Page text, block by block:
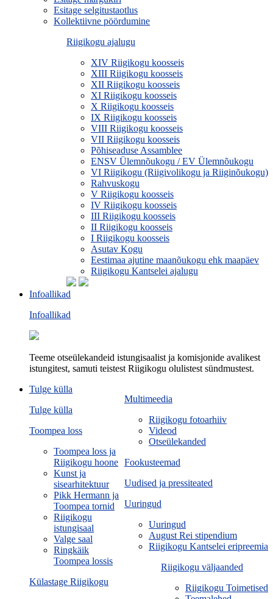
Esitage selgitustaotlus
Kollektiivne pöördumine
Riigikogu ajalugu
XIV Riigikogu koosseis
XIII Riigikogu koosseis
XII Riigikogu koosseis
XI Riigikogu koosseis
X Riigikogu koosseis
IX Riigikogu koosseis
VIII Riigikogu koosseis
VII Riigikogu koosseis
Põhiseaduse Assamblee
ENSV Ülemnõukogu / EV Ülemnõukogu
VI Riigikogu (Riigivolikogu ja Riiginõukogu)
Rahvuskogu
V Riigikogu koosseis
IV Riigikogu koosseis
III Riigikogu koosseis
II Riigikogu koosseis
I Riigikogu koosseis
Asutav Kogu
Eestimaa ajutine maanõukogu ehk maapäev
Riigikogu Kantselei ajalugu
Infoallikad
Infoallikad
Teeme otseülekandeid istungisaalist ja komisjonide avalikest
istungitest, samuti teistest Riigikogu olulistest sündmustest.
Multimeedia
Riigikogu fotoarhiiv
Videod
Otseülekanded
Fookusteemad
Uudised ja pressiteated
Uuringud
Uuringud
August Rei stipendium
Riigikogu Kantselei eripreemia
Riigikogu väljaanded
Riigikogu Toimetised
Tulge külla
Tulge külla
Toompea loss
Toompea loss ja
Riigikogu hoone
Kunst ja
sisearhitektuur
Pikk Hermann ja
Toompea tornid
Riigikogu
istungisaal
Valge saal
Ringkäik
Toompea lossis
Külastage Riigikogu